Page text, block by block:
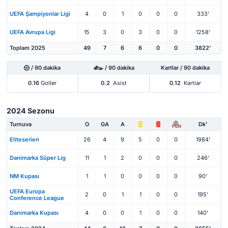
UEFA Şampiyonlar Ligi 4 0 1 0 0 0 333'
UEFA Avrupa Ligi 15 3 0 3 0 0 1258'
Toplam 2025 49 7 6 6 0 0 3822'
/ 90 dakika / 90 dakika Kartlar / 90 dakika
0.16 Goller 0.2 Asist 0.12 Kartlar
2024 Sezonu
Turnuva O GA A PEN Dk'
Eliteserien 26 4 9 5 0 0 1984'
Danimarka Süper Lig 11 1 2 0 0 0 246'
NM Kupası 1 1 0 0 0 0 90'
UEFA Europa
Conference League
2 0 1 1 0 0 195'
Danimarka Kupası 4 0 0 1 0 0 140'